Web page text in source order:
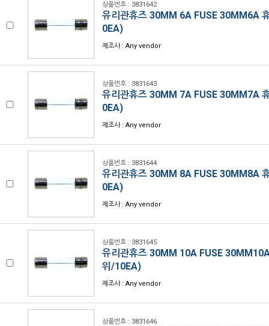
상품번호 : 3831642
유리관휴즈 30MM 6A FUSE 30MM6A
0EA)
제조사 : Any vendor
상품번호 : 3831643
유리관휴즈 30MM 7A FUSE 30MM7A
0EA)
제조사 : Any vendor
상품번호 : 3831644
유리관휴즈 30MM 8A FUSE 30MM8A
0EA)
제조사 : Any vendor
상품번호 : 3831645
유리관휴즈 30MM 10A FUSE
위/10EA)
제조사 : Any vendor
상품번호 : 3831646